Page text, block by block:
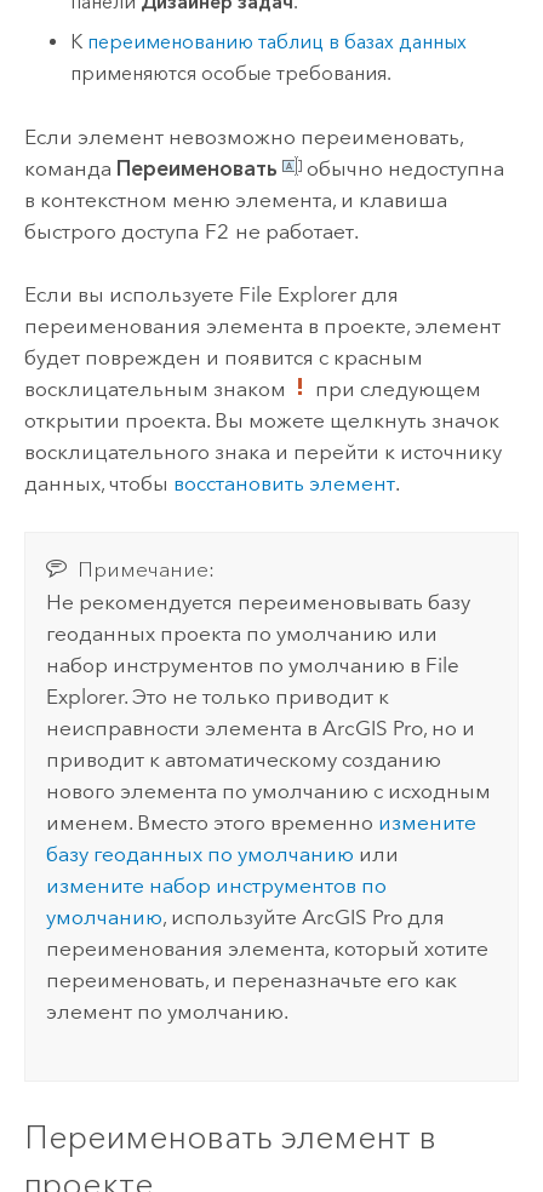
К переименованию таблиц в базах данных
применяются особые требования.
Если элемент невозможно переименовать,
команда Переименовать
обычно недоступна
в контекстном меню элемента, и клавиша
быстрого доступа F2 не работает.
Если вы используете File Explorerдля
переименования элемента в проекте, элемент
будет поврежден и появится с красным
восклицательным знаком
при следующем
открытии проекта. Вы можете щелкнуть значок
восклицательного знака и перейти к источнику
данных, чтобы восстановить элемент.
Примечание:
Не рекомендуется переименовывать базу
геоданных проекта по умолчанию или
набор инструментов по умолчанию в File
Explorer. Это не только приводит к
неисправности элемента вArcGIS Pro, но и
приводит к автоматическому созданию
нового элемента по умолчанию с исходным
именем. Вместо этого временно измените
базу геоданных по умолчанию или
измените набор инструментов по
умолчанию, используйтеArcGIS Pro для
переименования элемента, который хотите
переименовать, и переназначьте его как
элемент по умолчанию.
Переименовать элемент в